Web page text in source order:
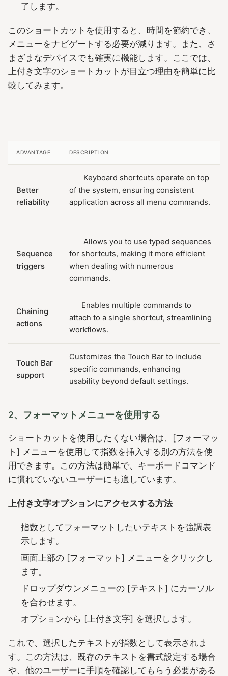
了します。
このショートカットを使用すると、時間を節約でき、
メニューをナビゲートする必要が減ります。また、さ
まざまなデバイスでも確実に機能します。ここでは、
上付き文字のショートカットが目立つ理由を簡単に比
較してみます。
ADVANTAGE DESCRIPTION
Better
reliability
Keyboard shortcuts operate on top
of the system, ensuring consistent
application across all menu commands.
Sequence
triggers
Allows you to use typed sequences
for shortcuts, making it more efficient
when dealing with numerous
commands.
Chaining
actions
Enables multiple commands to
attach to a single shortcut, streamlining
workflows.
Touch Bar
support
Customizes the Touch Bar to include
specific commands, enhancing
usability beyond default settings.
2、フォーマットメニューを使用する
ショートカットを使用したくない場合は、[フォーマッ
ト] メニューを使用して指数を挿入する別の方法を使
用できます。この方法は簡単で、キーボードコマンド
に慣れていないユーザーにも適しています。
上付き文字オプションにアクセスする方法
指数としてフォーマットしたいテキストを強調表
示します。
画面上部の [フォーマット] メニューをクリックし
ます。
ドロップダウンメニューの [テキスト] にカーソル
を合わせます。
オプションから [上付き文字] を選択します。
これで、選択したテキストが指数として表示されま
す。この方法は、既存のテキストを書式設定する場合
や、他のユーザーに手順を確認してもらう必要がある